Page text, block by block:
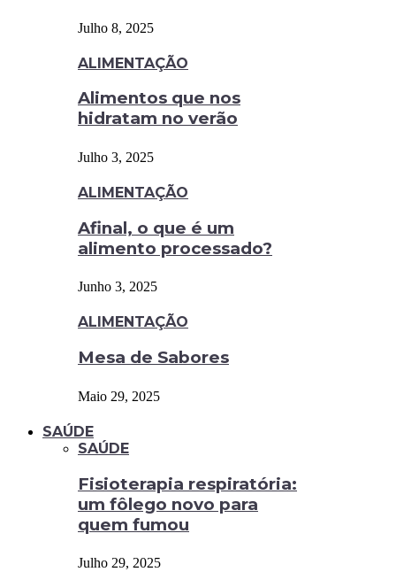
Julho 8, 2025
ALIMENTAÇÃO
Alimentos que nos
hidratam no verão
Julho 3, 2025
ALIMENTAÇÃO
Afinal, o que é um
alimento processado?
Junho 3, 2025
ALIMENTAÇÃO
Mesa de Sabores
Maio 29, 2025
SAÚDE
SAÚDE
Fisioterapia respiratória:
um fôlego novo para
quem fumou
Julho 29, 2025